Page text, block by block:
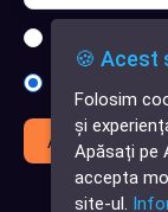
Abonează-te
🍪 Acest
Folosim
și
Apăsați pe
accepta
site-ul.